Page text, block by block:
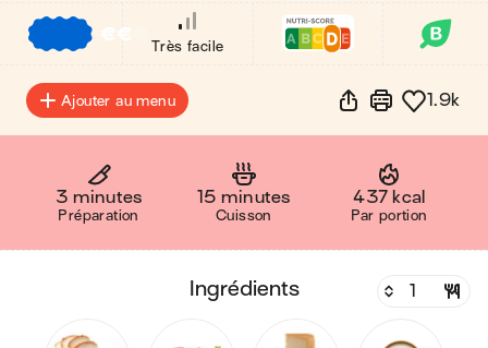
€€
Très facile
Ajouter au menu 1.9k
3 minutes
Préparation
15 minutes
Cuisson
437 kcal
Par portion
ingrédients